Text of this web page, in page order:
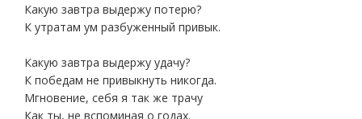
Какую завтра выдержу потерю?
К утратам ум разбуженный привык.
Какую завтра выдержу удачу?
К победам не привыкнуть никогда.
Мгновение, себя я так же трачу
Как ты, не вспоминая о годах.